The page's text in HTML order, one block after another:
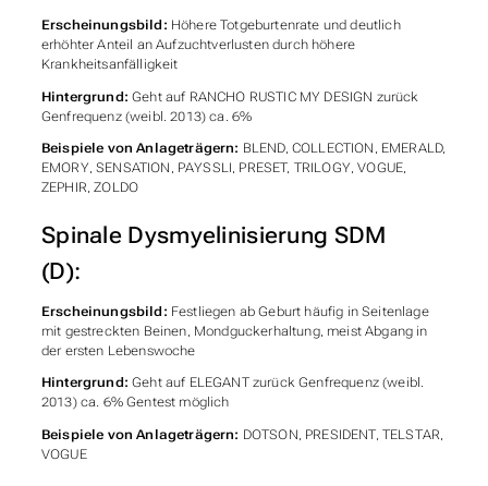
Erscheinungsbild: Höhere Totgeburtenrate und deutlich
erhöhter Anteil an Aufzuchtverlusten durch höhere
Krankheitsanfälligkeit
Hintergrund: Geht auf RANCHO RUSTIC MY DESIGN zurück
Genfrequenz (weibl. 2013) ca. 6%
Beispiele von Anlageträgern: BLEND, COLLECTION, EMERALD,
EMORY, SENSATION, PAYSSLI, PRESET, TRILOGY, VOGUE,
ZEPHIR, ZOLDO
Spinale Dysmyelinisierung SDM
(D):
Erscheinungsbild: Festliegen ab Geburt häufig in Seitenlage
mit gestreckten Beinen, Mondguckerhaltung, meist Abgang in
der ersten Lebenswoche
Hintergrund: Geht auf ELEGANT zurück Genfrequenz (weibl.
2013) ca. 6% Gentest möglich
Beispiele von Anlageträgern: DOTSON, PRESIDENT, TELSTAR,
VOGUE